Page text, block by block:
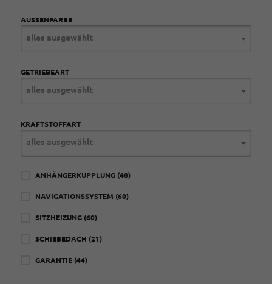
AUSSENFARBE
alles ausgewählt
GETRIEBEART
alles ausgewählt
KRAFTSTOFFART
alles ausgewählt
ANHÄNGERKUPPLUNG (48)
NAVIGATIONSSYSTEM (60)
SITZHEIZUNG (60)
SCHIEBEDACH (21)
GARANTIE (44)